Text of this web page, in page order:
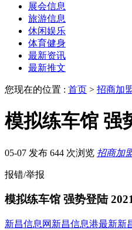
展会信息
旅游信息
休闲娱乐
体育健身
最新资讯
最新推文
您现在的位置 : 首页 > 招商加
模拟练车馆 强
05-07 发布 644 次浏览 招商加
报错/举报
模拟练车馆 强势登陆
新昌信息网 新昌信息港最新新